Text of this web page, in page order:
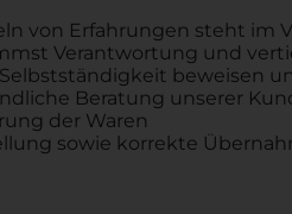
von Erfahrungen steht
Verantwortung und
beweisen
Beratung unserer
der Waren
sowie korrekte